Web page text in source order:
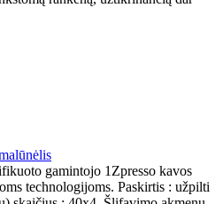
gamintojo 1Zpresso kavos
technologijoms. Paskirtis : užpilti